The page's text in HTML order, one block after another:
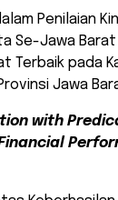
Penilaian
Se-Jawa Barat
Terbaik pada
Jawa
with